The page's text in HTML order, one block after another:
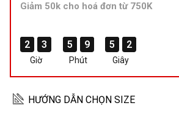
HƯỚNG DẪN CHỌN SIZE
Giảm 50k cho hoá đơn từ 750K
2
2
2
2 3
3
3
3 5
5
5
5 9
9
9
9 5
5
5
5 2
1
2
1
Giờ Phút Giây